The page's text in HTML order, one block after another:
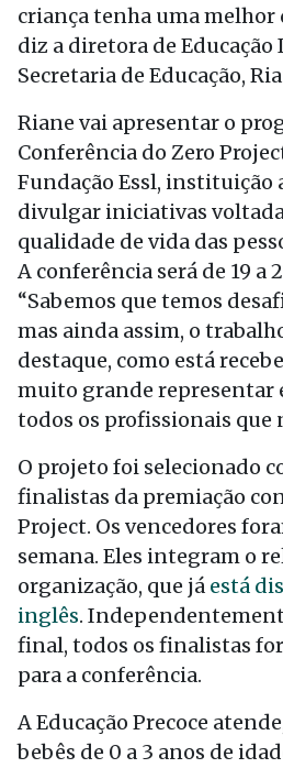
criança tenha uma melhor
diz a diretora de Educação
Secretaria de Educação,
Riane vai apresentar o
Conferência do Zero
Fundação Essl, instituição
divulgar iniciativas
qualidade de vida das
A conferência será de 19 a
“Sabemos que temos
mas ainda assim, o
destaque, como está
muito grande representar
todos os profissionais que
O projeto foi selecionado
finalistas da premiação
Project. Os vencedores
semana. Eles integram o
organização, que já está
inglês.
final, todos os finalistas
para a conferência.
A Educação Precoce
bebês de 0 a 3 anos de